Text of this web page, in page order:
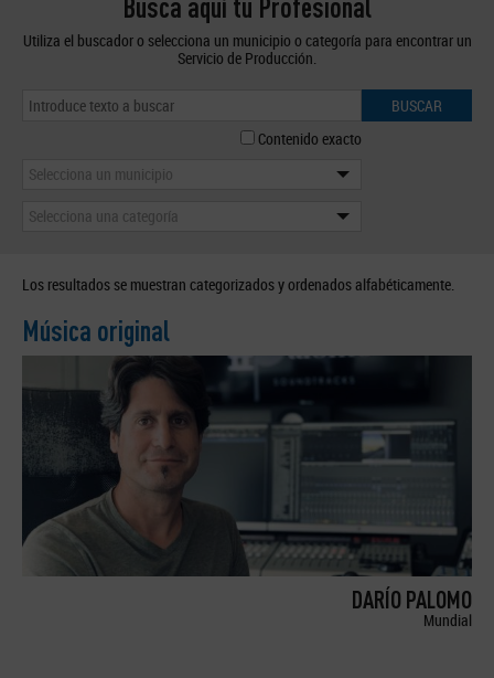
Busca aquí tu Profesional
Utiliza el buscador o selecciona un municipio o categoría para encontrar un
Servicio de Producción.
BUSCAR
Contenido exacto
Selecciona un municipio
Selecciona una categoría
Los resultados se muestran categorizados y ordenados alfabéticamente.
Música original
DARÍO PALOMO
Mundial